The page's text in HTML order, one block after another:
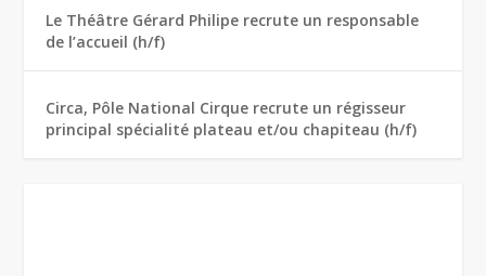
Le Théâtre Gérard Philipe recrute un responsable
de l’accueil (h/f)
Circa, Pôle National Cirque recrute un régisseur
principal spécialité plateau et/ou chapiteau (h/f)